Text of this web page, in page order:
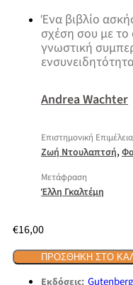
Ένα βιβλίο
σχέση σου με
γνωστική
Andrea Wachter
Επιστημονική Επιμέλεια
Ζωή Ντουλαπτσή,
Μετάφραση
Έλλη Γκαλτέμη
€16,00
ΠΡΟΣΘΉΚΗ ΣΤΟ